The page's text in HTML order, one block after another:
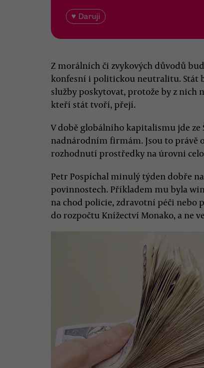
♥ Daruji
Z morálních či zvykových důvodů
konfesní i politickou neutralitu. Stát
služby poskytovat, protože by z nich
kteří stát tvoří, přejí.
V době globálního kapitalismu jde
nadnárodním firmám. Jsou to právě
rozhodnutí prostředky na úrovni
Petr Pospíchal minulý týden dobře
povinnostech. Příkladem mu byla
na chod policie, zdravotní péči nebo
do rozpočtu Knížectví Monako, a ne